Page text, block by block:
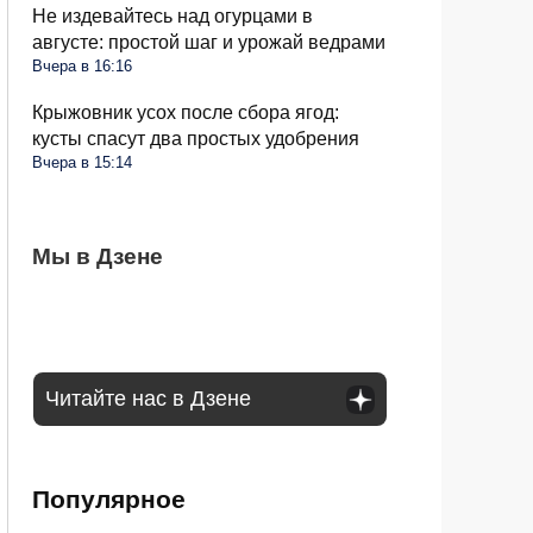
Не издевайтесь над огурцами в
августе: простой шаг и урожай ведрами
Вчера в 16:16
Крыжовник усох после сбора ягод:
кусты спасут два простых удобрения
Вчера в 15:14
Мы в Дзене
Стиралка больше не прыгает по полу как
бешеная при отжиме: помог простой
С 1 сентября в РФ меняются правила
Омолаживаем огурцы в августе: урожай
Читайте нас в Дзене
Популярное